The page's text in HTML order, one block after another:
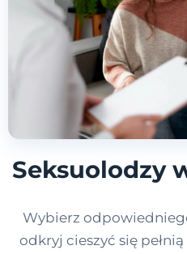
Seksuolodzy
Wybierz
odkryj cieszyć się